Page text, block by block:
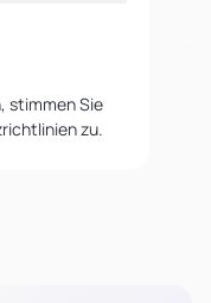
stimmen Sie
zu.